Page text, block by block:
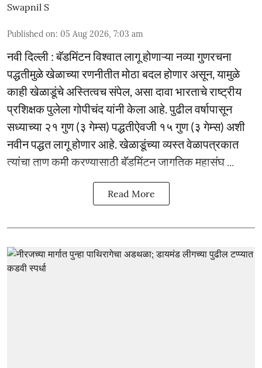
Swapnil S
Published on: 05 Aug 2026, 7:03 am
नवी दिल्ली : बॅडमिंटन विश्वात लागू होणाऱ्या नव्या गुणरचना
पद्धतीमुळे खेळाच्या रणनीतीत मोठा बदल होणार असून, यामुळे
काही खेळाडूंचे अस्तित्वच संपेल, असा दावा भारताचे राष्ट्रीय
प्रशिक्षक पुलेला गोपीचंद यांनी केला आहे. पुढील वर्षापासून
सध्याच्या २१ गुण (३ गेम्स) पद्धतीऐवजी १५ गुण (३ गेम्स) अशी
नवीन पद्धत लागू होणार आहे. खेळाडूंच्या व्यस्त वेळापत्रकात
त्यांचा ताण कमी करण्यासाठी बॅडमिंटन जागतिक महासंघ ...
Read More